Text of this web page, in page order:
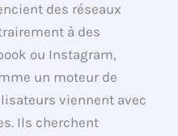
des réseaux
à des
ou Instagram,
un moteur de
viennent avec
Ils cherchent